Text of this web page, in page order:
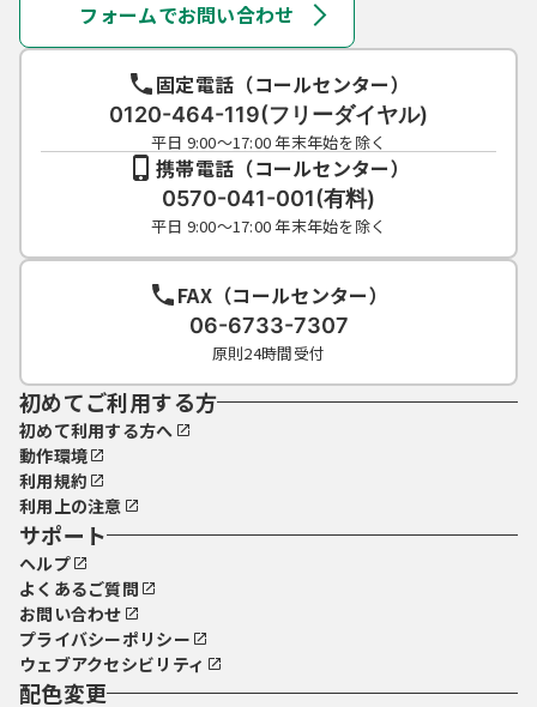
フォームでお問い合わせ
固定電話（コールセンター）
0120-464-119(フリーダイヤル)
平日 9:00～17:00 年末年始を除く
携帯電話（コールセンター）
0570-041-001(有料)
平日 9:00～17:00 年末年始を除く
FAX（コールセンター）
06-6733-7307
原則24時間受付
初めてご利用する方
初めて利用する方へ
動作環境
利用規約
利用上の注意
サポート
ヘルプ
よくあるご質問
お問い合わせ
プライバシーポリシー
ウェブアクセシビリティ
配色変更